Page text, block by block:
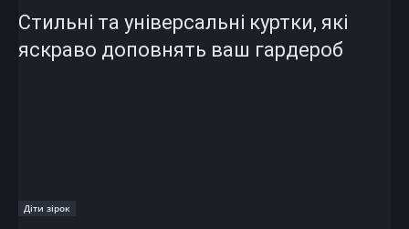
Стильні та універсальні куртки, які
яскраво доповнять ваш гардероб
Діти зірок